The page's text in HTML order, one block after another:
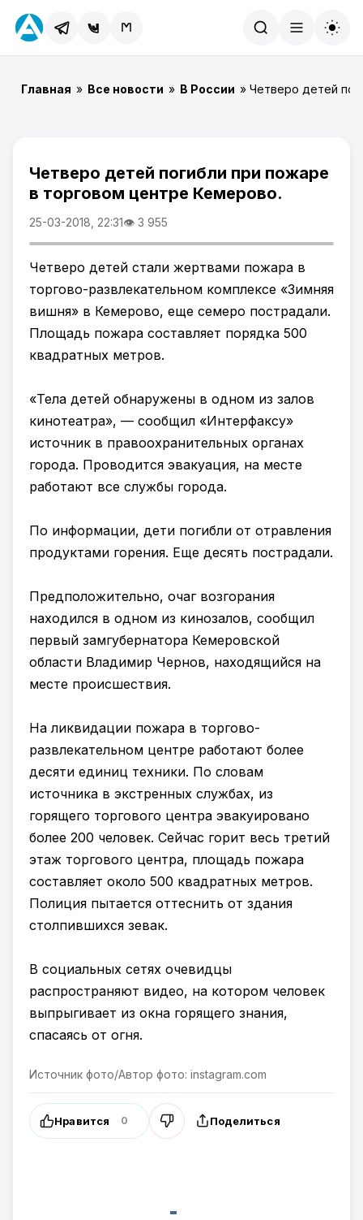
Главная » Все новости » В России » Четверо детей
Четверо детей погибли при пожаре
в торговом центре Кемерово.
25-03-2018, 22:31👁 3 955
Четверо детей стали жертвами пожара в
торгово-развлекательном комплексе «Зимняя
вишня» в Кемерово, еще семеро пострадали.
Площадь пожара составляет порядка 500
квадратных метров.
«Тела детей обнаружены в одном из залов
кинотеатра», — сообщил «Интерфаксу»
источник в правоохранительных органах
города. Проводится эвакуация, на месте
работают все службы города.
По информации, дети погибли от отравления
продуктами горения. Еще десять пострадали.
Предположительно, очаг возгорания
находился в одном из кинозалов, сообщил
первый замгубернатора Кемеровской
области Владимир Чернов, находящийся на
месте происшествия.
На ликвидации пожара в торгово-
развлекательном центре работают более
десяти единиц техники. По словам
источника в экстренных службах, из
горящего торгового центра эвакуировано
более 200 человек. Сейчас горит весь третий
этаж торгового центра, площадь пожара
составляет около 500 квадратных метров.
Полиция пытается оттеснить от здания
столпившихся зевак.
В социальных сетях очевидцы
распространяют видео, на котором человек
выпрыгивает из окна горящего знания,
спасаясь от огня.
Источник фото/Автор фото: instagram.com
Нравится 0 Поделиться